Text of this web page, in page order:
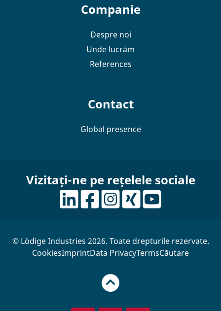
Companie
Despre noi
Unde lucrăm
References
Contact
Global presence
Vizitați-ne pe rețelele sociale
© Lödige Industries 2026. Toate drepturile rezervate.
CookiesImprintData PrivacyTermsCăutare